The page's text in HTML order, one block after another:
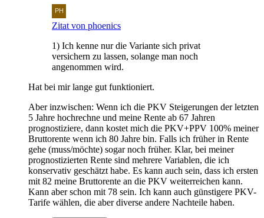
Zitat von phoenics
1) Ich kenne nur die Variante sich privat
versichern zu lassen, solange man noch
angenommen wird.
Hat bei mir lange gut funktioniert.
Aber inzwischen: Wenn ich die PKV Steigerungen der letzten
5 Jahre hochrechne und meine Rente ab 67 Jahren
prognostiziere, dann kostet mich die PKV+PPV 100% meiner
Bruttorente wenn ich 80 Jahre bin. Falls ich früher in Rente
gehe (muss/möchte) sogar noch früher. Klar, bei meiner
prognostizierten Rente sind mehrere Variablen, die ich
konservativ geschätzt habe. Es kann auch sein, dass ich ersten
mit 82 meine Bruttorente an die PKV weiterreichen kann.
Kann aber schon mit 78 sein. Ich kann auch günstigere PKV-
Tarife wählen, die aber diverse andere Nachteile haben.